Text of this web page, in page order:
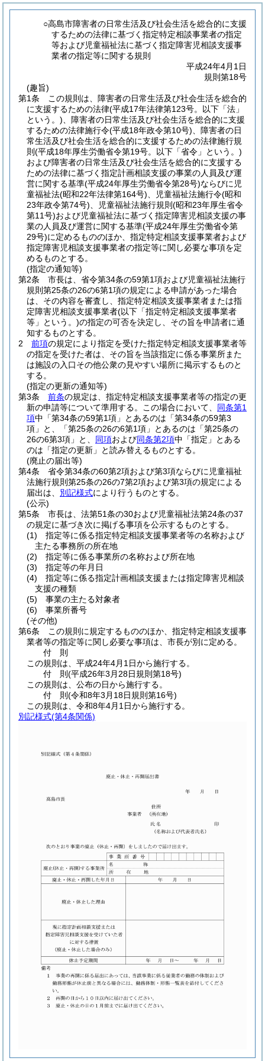
○高島市障害者の日常生活及び社会生活を総合的に支援
するための法律に基づく指定特定相談事業者の指定
等および児童福祉法に基づく指定障害児相談支援事
業者の指定等に関する規則
平成24年4月1日
規則第18号
(趣旨)
第1条
この規則は、障害者の日常生活及び社会生活を総合的
に支援するための法律(平成17年法律第123号。以下「法」
という。) 、障害者の日常生活及び社会生活を総合的に支援
するための法律施行令(平成18年政令第10号) 、障害者の日
常生活及び社会生活を総合的に支援するための法律施行規
則 (平成18年厚生労働省令第19号。以下「省令」という。)
および障害者の日常生活及び社会生活を総合的に支援する
ための法律に基づく指定計画相談支援の事業の人員及び運
営に関する基準(平成24年厚生労働省令第28号)ならびに児
童福祉法(昭和22年法律第164号) 、児童福祉法施行令(昭和
23年政令第74号) 、児童福祉法施行規則 (昭和23年厚生省令
第11号)および児童福祉法に基づく指定障害児相談支援の事
業の人員及び運営に関する基準(平成24年厚生労働省令第
29号)に定めるもののほか、指定特定相談支援事業者および
指定障害児相談支援事業者の指定等に関し必要な事項を定
めるものとする。
(指定の通知等)
第2条
市長は、省令第34条の59第1項および児童福祉法施行
規則第25条の26の6第1項の規定による申請があった場合
は、その内容を審査し、指定特定相談支援事業者または指
定障害児相談支援事業者(以下「指定特定相談支援事業者
等」という。)の指定の可否を決定し、その旨を申請者に通
知するものとする。
2
前項の規定により指定を受けた指定特定相談支援事業者等
の指定を受けた者は、その旨を当該指定に係る事業所また
は施設の入口その他公衆の見やすい場所に掲示するものと
する。
(指定の更新の通知等)
第3条
前条の規定は、指定特定相談支援事業者等の指定の更
新の申請等について準用する。
この場合において、 同条第1
項中「第34条の59第1項」とあるのは「第34条の59第3
項」と、「第25条の26の6第1項」とあるのは「第25条の
26の6第3項」と、 同項および同条第2項中「指定」とある
のは「指定の更新」と読み替えるものとする。
(廃止の届出等)
第4条
省令第34条の60第2項および第3項ならびに児童福祉
法施行規則第25条の26の7第2項および第3項の規定による
届出は、 別記様式により行うものとする。
(公示)
第5条
市長は、法第51条の30および児童福祉法第24条の37
の規定に基づき次に掲げる事項を公示するものとする。
(1)
指定等に係る指定特定相談支援事業者等の名称および
主たる事務所の所在地
(2)
指定等に係る事業所の名称および所在地
(3)
指定等の年月日
(4)
指定等に係る指定計画相談支援または指定障害児相談
支援の種類
(5)
事業の主たる対象者
(6)
事業所番号
(その他)
第6条
この規則に規定するもののほか、指定特定相談支援事
業者等の指定等に関し必要な事項は、市長が別に定める。
付 則
この規則は、平成24年4月1日から施行する。
付 則(平成26年3月28日規則第18号)
この規則は、公布の日から施行する。
付 則(令和8年3月18日規則第16号)
この規則は、令和8年4月1日から施行する。
別記様式(第4条関係)